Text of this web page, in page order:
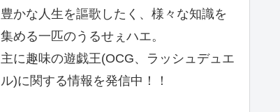
豊かな人生を謳歌したく、様々な知識を
集める一匹のうるせぇハエ。
主に趣味の遊戯王(OCG、ラッシュデュエ
ル)に関する情報を発信中！！